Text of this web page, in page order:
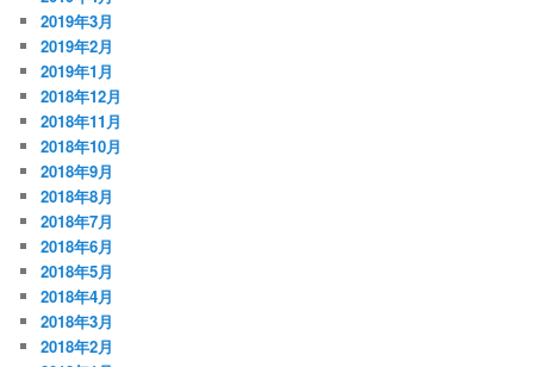
2019年3月
2019年2月
2019年1月
2018年12月
2018年11月
2018年10月
2018年9月
2018年8月
2018年7月
2018年6月
2018年5月
2018年4月
2018年3月
2018年2月